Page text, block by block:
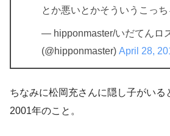
とか悪いとかそういうこっ
— hipponmaster/いだてんロ
(@hipponmaster) April 28,
ちなみに松岡充さんに隠し子がいる
2001年のこと。